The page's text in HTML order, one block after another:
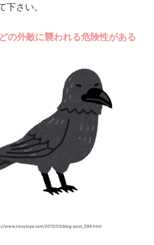
下さい。
の外敵に襲われる危険性がある
www.irasutoya.com/2015/03/blog-post_594.html